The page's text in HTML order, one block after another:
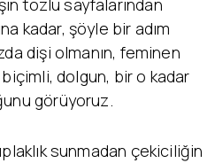
tozlu sayfalarından
kadar, şöyle bir adım
dişi olmanın, feminen
biçimli, dolgun, bir o kadar
görüyoruz.
sunmadan çekiciliğin